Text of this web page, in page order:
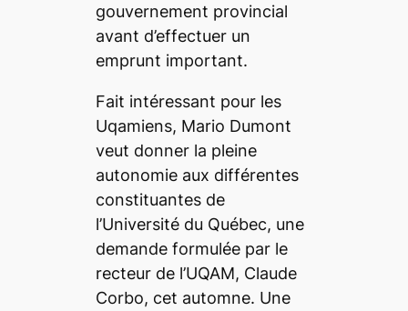
gouvernement provincial
avant d’effectuer un
emprunt important.
Fait intéressant pour les
Uqamiens, Mario Dumont
veut donner la pleine
autonomie aux différentes
constituantes de
l’Université du Québec, une
demande formulée par le
recteur de l’UQAM, Claude
Corbo, cet automne. Une